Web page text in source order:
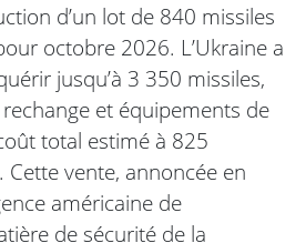
d’un lot de 840 missiles
octobre 2026. L’Ukraine a
jusqu’à 3 350 missiles,
et équipements de
total estimé à 825
vente, annoncée en
américaine de
de sécurité de la